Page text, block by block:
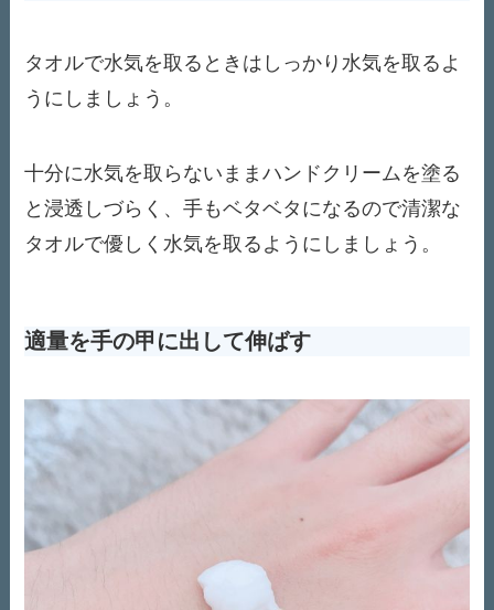
タオルで水気を取るときはしっかり水気を取るよ
うにしましょう。
十分に水気を取らないままハンドクリームを塗る
と浸透しづらく、手もベタベタになるので清潔な
タオルで優しく水気を取るようにしましょう。
適量を手の甲に出して伸ばす